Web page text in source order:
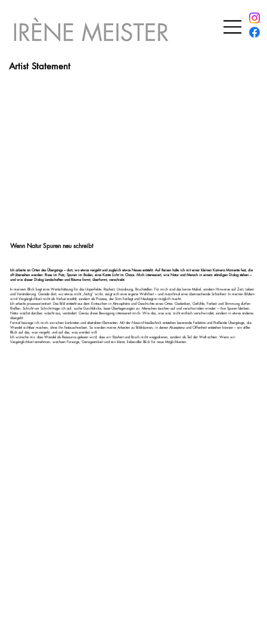
Artist Statement
Wenn Natur Spuren neu schreibt
Ich arbeite an Orten des Übergangs – dort, wo etwas vergeht und zugleich etwas Neues entsteht. Auf Reisen halte ich mit einer kleinen Kamera Momente fest, die
oft übersehen werden: Risse im Putz, Spuren im Boden, eine Kante Licht im Chaos. Mich interessiert, wie Natur und Mensch in einem ständigen Dialog stehen –
und wie dieser Dialog Landschaften und Räume formt, überformt, verschiebt.
In meinem Blick liegt eine Wertschätzung für das Unperfekte. Rauheit, Unordnung, Bruchstellen: Für mich sind das keine Makel, sondern Hinweise auf Zeit, Leben
und Veränderung. Gerade dort, wo etwas nicht „fertig“ wirkt, zeigt sich eine eigene Wahrheit – und manchmal eine überraschende Schönheit. In meinen Bildern
wird Vergänglichkeit nicht als Verlust erzählt, sondern als Prozess, der Sinn freilegt und Neubeginn möglich macht.
Ich arbeite prozessorientiert. Das Bild entsteht aus dem Eintauchen in Atmosphäre und Geschichte eines Ortes: Gedanken, Gefühle, Farben und Stimmung dürfen
fließen. Schicht um Schicht trage ich auf, suche Durchblicke, lasse Überlagerungen zu. Menschen tauchen auf und verschwinden wieder – ihre Spuren bleiben.
Natur wächst darüber, wäscht aus, verändert. Genau diese Bewegung interessiert mich: Wie das, was war, nicht einfach verschwindet, sondern in etwas anderes
übergeht.
Formal bewege ich mich zwischen konkreten und abstrakten Elementen. Mit der Nass-in-Nass-Technik entstehen lasierende Farbtöne und fließende Übergänge, die
Wandel sichtbar machen, ohne ihn festzuschreiben. So werden meine Arbeiten zu Bildräumen, in denen Akzeptanz und Offenheit entstehen können – ein stiller
Blick auf das, was vergeht, und auf das, was werden will.
Ich wünsche mir, dass Wandel als Ressource gelesen wird: dass wir Rauheit und Bruch nicht wegpolieren, sondern als Teil der Welt achten. Wenn wir
Vergänglichkeit annehmen, wachsen Fürsorge, Genügsamkeit und ein klarer, liebevoller Blick für neue Möglichkeiten.